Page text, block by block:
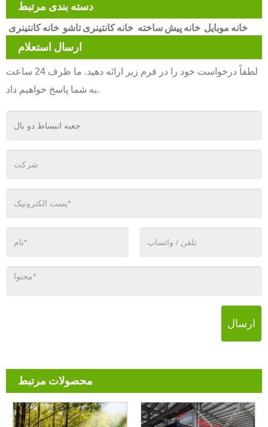
دسته بندی مرتبط
خانه کانتینری خانه کانتینری تاشو خانه پیش ساخته خانه موبایل
ارسال استعلام
لطفاً درخواست خود را در فرم زیر ارائه دهید. ما ظرف 24 ساعت
به شما پاسخ خواهیم داد.
ارسال
محصولات مرتبط